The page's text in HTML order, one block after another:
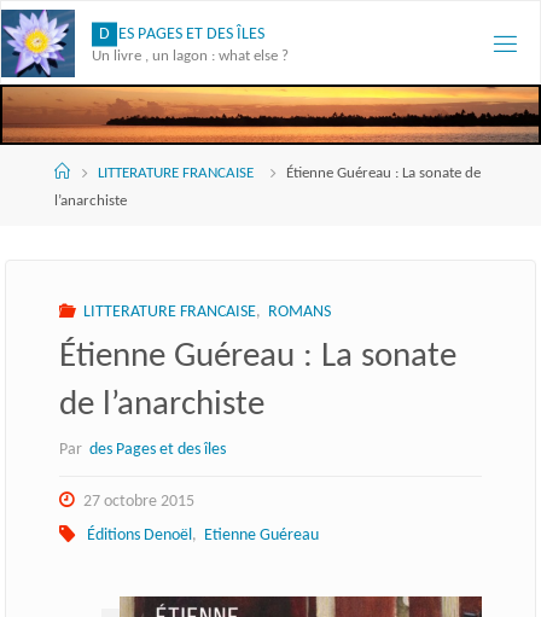
Skip
to
content
D ES PAGES ET DES ÎLES
Un livre , un lagon : what else ?
AccueilLITTERATURE FRANCAISE
Étienne Guéreau : La sonate de
l’anarchiste
LITTERATURE FRANCAISE, ROMANS
Étienne Guéreau : La sonate
de l’anarchiste
Par des Pages et des îles
27 octobre 2015
Éditions Denoël, Etienne Guéreau